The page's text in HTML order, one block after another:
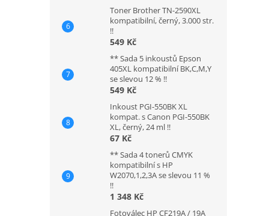
Toner Brother TN-2590XL
kompatibilní, černý, 3.000 str.
!!
549 Kč
** Sada 5 inkoustů Epson
405XL kompatibilní BK,C,M,Y
se slevou 12 % !!
549 Kč
Inkoust PGI-550BK XL
kompat. s Canon PGI-550BK
XL, černý, 24 ml !!
67 Kč
** Sada 4 tonerů CMYK
kompatibilní s HP
W2070,1,2,3A se slevou 11 %
!!
1 348 Kč
Fotoválec HP CF219A / 19A